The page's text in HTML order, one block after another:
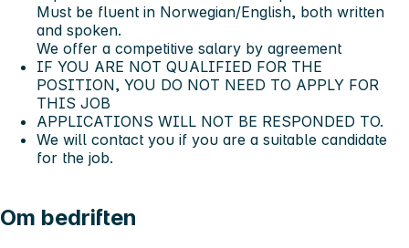
Must be fluent in Norwegian/English, both written
and spoken.
We offer a competitive salary by agreement
IF YOU ARE NOT QUALIFIED FOR THE
POSITION, YOU DO NOT NEED TO APPLY FOR
THIS JOB
APPLICATIONS WILL NOT BE RESPONDED TO.
We will contact you if you are a suitable candidate
for the job.
Om bedriften